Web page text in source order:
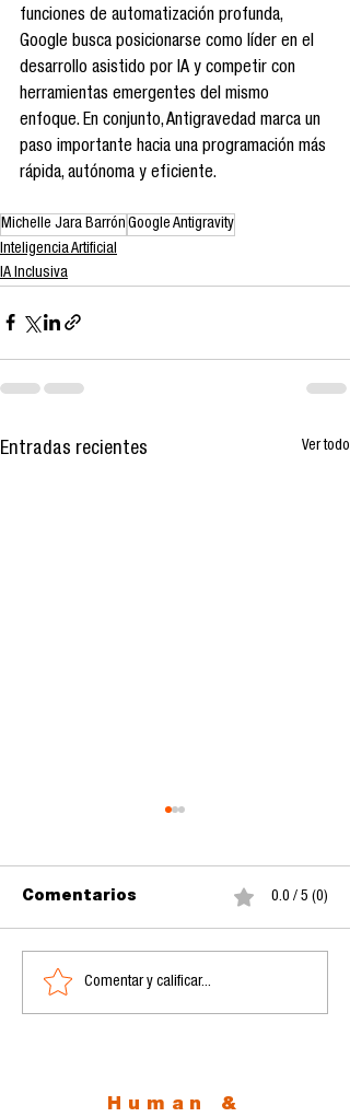
funciones de automatización profunda,
Google busca posicionarse como líder en el
desarrollo asistido por IA y competir con
herramientas emergentes del mismo
enfoque. En conjunto, Antigravedad marca un
paso importante hacia una programación más
rápida, autónoma y eficiente.
Michelle Jara Barrón Google Antigravity
Inteligencia Artificial
IA Inclusiva
Entradas recientes Ver todo
La orfandad del Otro:
Inteligencia Artificial
Comentarios 0.0 / 5 (0)
Comentar y calificar...
Human &